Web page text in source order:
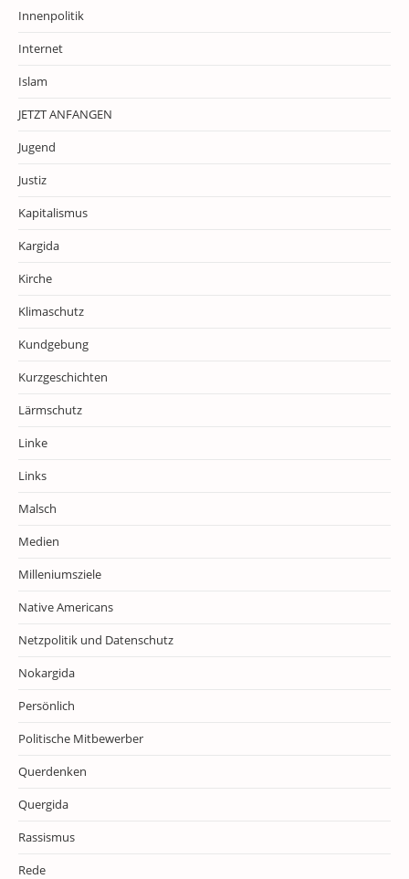
Innenpolitik
Internet
Islam
JETZT ANFANGEN
Jugend
Justiz
Kapitalismus
Kargida
Kirche
Klimaschutz
Kundgebung
Kurzgeschichten
Lärmschutz
Linke
Links
Malsch
Medien
Milleniumsziele
Native Americans
Netzpolitik und Datenschutz
Nokargida
Persönlich
Politische Mitbewerber
Querdenken
Quergida
Rassismus
Rede